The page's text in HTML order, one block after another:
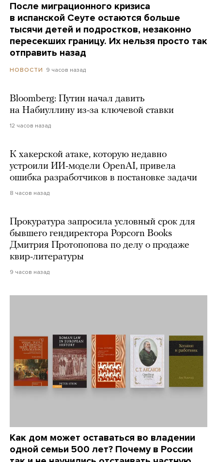
После миграционного кризиса
в испанской Сеуте остаются больше
тысячи детей и подростков, незаконно
пересекших границу. Их нельзя просто так
отправить назад
НОВОСТИ 9 часов назад
Bloomberg: Путин начал давить
на Набиуллину из-за ключевой ставки
12 часов назад
К хакерской атаке, которую недавно
устроили ИИ-модели OpenAI, привела
ошибка разработчиков в постановке задачи
8 часов назад
Прокуратура запросила условный срок для
бывшего гендиректора Popcorn Books
Дмитрия Протопопова по делу о продаже
квир-литературы
9 часов назад
Как дом может оставаться во владении
одной семьи 500 лет? Почему в России